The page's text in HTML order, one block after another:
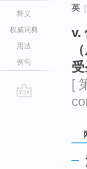
释义
权威词典
用法
例句
英
v.
[